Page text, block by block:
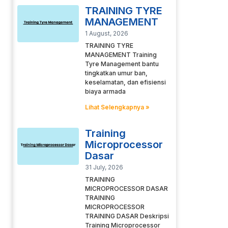
TRAINING TYRE
MANAGEMENT
1 August, 2026
TRAINING TYRE
MANAGEMENT Training
Tyre Management bantu
tingkatkan umur ban,
keselamatan, dan efisiensi
biaya armada
Lihat Selengkapnya »
Training
Microprocessor
Dasar
31 July, 2026
TRAINING
MICROPROCESSOR DASAR
TRAINING
MICROPROCESSOR
TRAINING DASAR Deskripsi
Training Microprocessor